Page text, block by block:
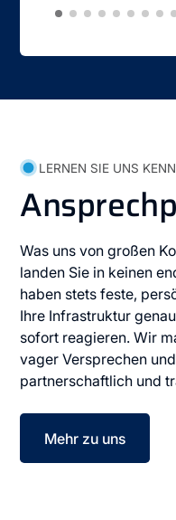
LERNEN SIE UNS
Was uns von großen
landen Sie in keinen
haben stets feste,
Ihre Infrastruktur
sofort reagieren. Wir
vager Versprechen
partnerschaftlich und
Mehr zu uns